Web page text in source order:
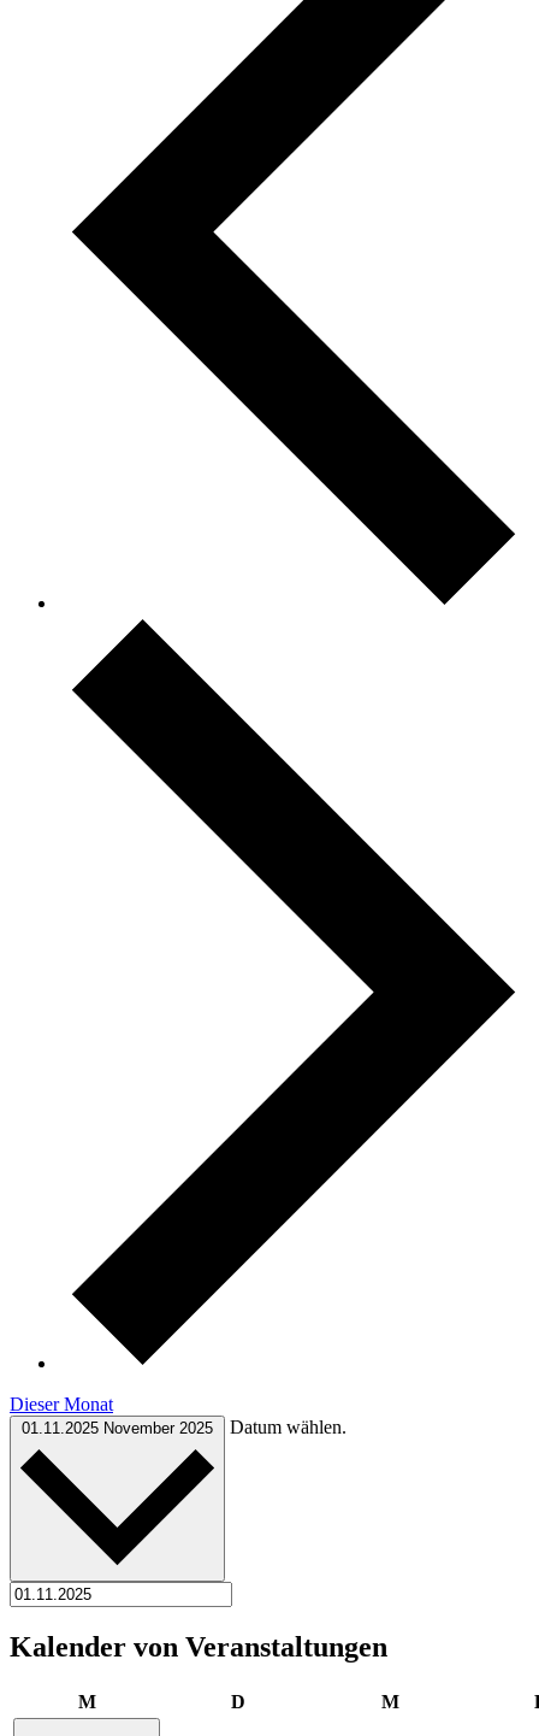
Dieser Monat
01.11.2025 November 2025 Datum wählen.
Kalender von Veranstaltungen
MMontag D MMittwoch